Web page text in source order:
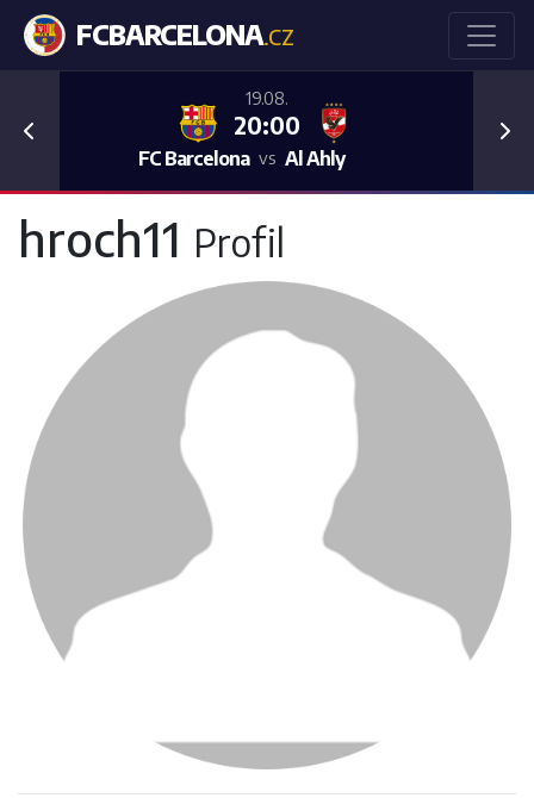
FCBARCELONA.CZ
19.08.
20:00
FC Barcelona vs Al Ahly
Previous
hroch11 Profil